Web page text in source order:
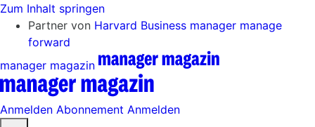
Zum Inhalt springen
Partner von Harvard Business manager manage
forward
manager magazin
Anmelden Abonnement Anmelden